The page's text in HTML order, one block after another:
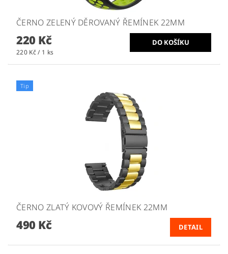
ČERNO ZELENÝ DĚROVANÝ ŘEMÍNEK 22MM
220 Kč
220 Kč / 1 ks
Tip
ČERNO ZLATÝ KOVOVÝ ŘEMÍNEK 22MM
490 Kč DETAIL